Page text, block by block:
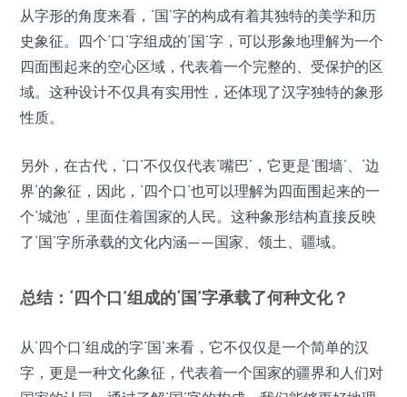
从字形的角度来看，‘国’字的构成有着其独特的美学和历
史象征。四个‘口’字组成的‘国’字，可以形象地理解为一个
四面围起来的空心区域，代表着一个完整的、受保护的区
域。这种设计不仅具有实用性，还体现了汉字独特的象形
性质。
另外，在古代，‘口’不仅仅代表‘嘴巴’，它更是‘围墙’、‘边
界’的象征，因此，‘四个口’也可以理解为四面围起来的一
个‘城池’，里面住着国家的人民。这种象形结构直接反映
了‘国’字所承载的文化内涵——国家、领土、疆域。
总结：‘四个口’组成的‘国’字承载了何种文化？
从‘四个口’组成的字‘国’来看，它不仅仅是一个简单的汉
字，更是一种文化象征，代表着一个国家的疆界和人们对